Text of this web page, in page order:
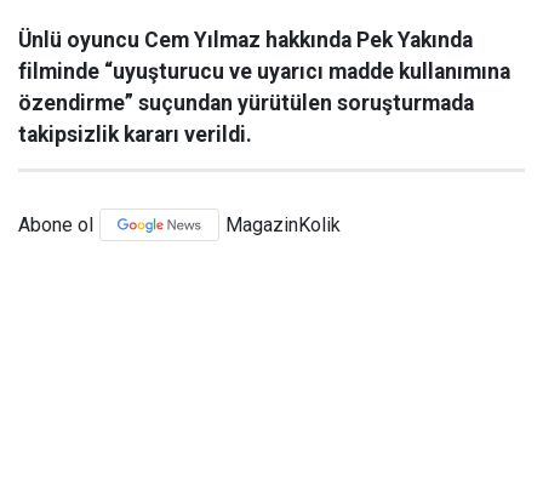
Ünlü oyuncu Cem Yılmaz hakkında Pek Yakında
filminde “uyuşturucu ve uyarıcı madde kullanımına
özendirme” suçundan yürütülen soruşturmada
takipsizlik kararı verildi.
Abone ol MagazinKolik